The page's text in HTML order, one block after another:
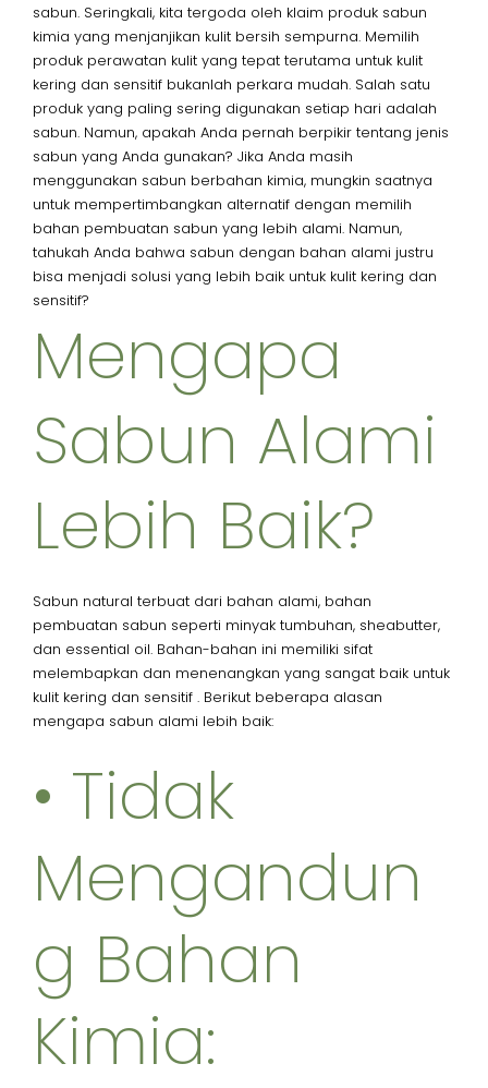
sabun. Seringkali, kita tergoda oleh klaim produk sabun
kimia yang menjanjikan kulit bersih sempurna. Memilih
produk perawatan kulit yang tepat terutama untuk kulit
kering dan sensitif bukanlah perkara mudah. Salah satu
produk yang paling sering digunakan setiap hari adalah
sabun. Namun, apakah Anda pernah berpikir tentang jenis
sabun yang Anda gunakan? Jika Anda masih
menggunakan sabun berbahan kimia, mungkin saatnya
untuk mempertimbangkan alternatif dengan memilih
bahan pembuatan sabun yang lebih alami. Namun,
tahukah Anda bahwa sabun dengan bahan alami justru
bisa menjadi solusi yang lebih baik untuk kulit kering dan
sensitif?
Mengapa
Sabun Alami
Lebih Baik?
Sabun natural terbuat dari bahan alami, bahan
pembuatan sabun seperti minyak tumbuhan, sheabutter,
dan essential oil. Bahan-bahan ini memiliki sifat
melembapkan dan menenangkan yang sangat baik untuk
kulit kering dan sensitif . Berikut beberapa alasan
mengapa sabun alami lebih baik:
• Tidak
Mengandun
g Bahan
Kimia: